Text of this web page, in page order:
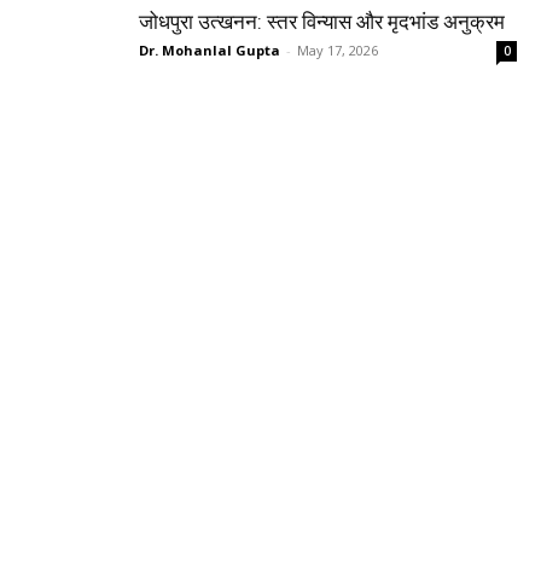
जोधपुरा उत्खनन: स्तर विन्यास और मृदभांड अनुक्रम
Dr. Mohanlal Gupta - May 17, 2026 0